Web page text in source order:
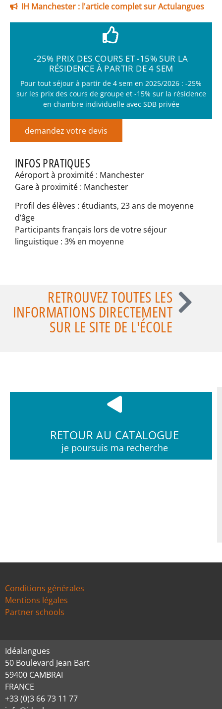
IH Manchester : l'article complet sur Actulangues
-25% PRIX DES COURS ET -15% SUR LA
RÉSIDENCE À PARTIR DE 4 SEM
Pour tout séjour à partir de 4 sem en 2025/2026 : -25%
sur les prix des cours de groupe et -15% sur la résidence
en chambre individuelle avec SDB privée
demandez votre devis
INFOS PRATIQUES
Aéroport à proximité : Manchester
Gare à proximité : Manchester
Profil des élèves : étudiants, 23 ans de moyenne
d’âge
Participants français lors de votre séjour
linguistique : 3% en moyenne
RETROUVEZ TOUTES LES
INFORMATIONS DIRECTEMENT
SUR LE SITE DE L'ÉCOLE
RETOUR AU CATALOGUE
je poursuis ma recherche
Conditions générales
Mentions légales
Partner schools
Idéalangues
50 Boulevard Jean Bart
59400 CAMBRAI
FRANCE
+33 (0)3 66 73 11 77